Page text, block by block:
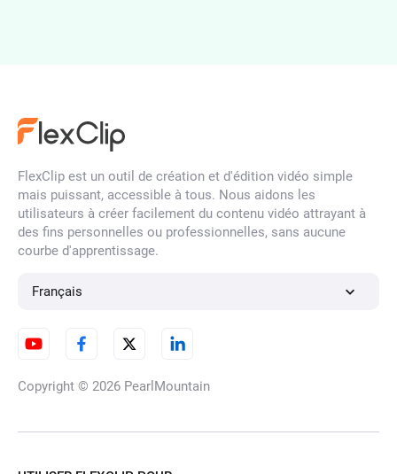
Vidéo en image
Générateur de maquettes de
FlexClip est un outil de création et d'édition vidéo simple
mais puissant, accessible à tous. Nous aidons les
utilisateurs à créer facilement du contenu vidéo attrayant à
des fins personnelles ou professionnelles, sans aucune
courbe d'apprentissage.
Français
Copyright © 2026 PearlMountain